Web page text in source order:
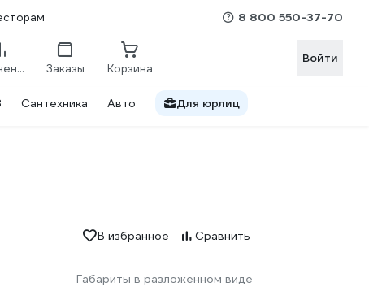
8 800 550-37-70
Сравнение Заказы Корзина
Войти
Сантехника Авто Для юрлиц
В избранное Сравнить
Габариты в разложенном виде